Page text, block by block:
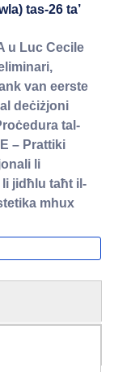
tas-26 ta’
u Luc Cecile
van eerste
deċiżjoni
tal-
– Prattiki
li
jidħlu taħt il-
mhux